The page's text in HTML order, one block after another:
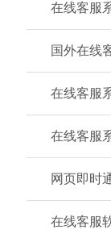
在线客服
国外在线
在线客服
在线客服
网页即时
在线客服